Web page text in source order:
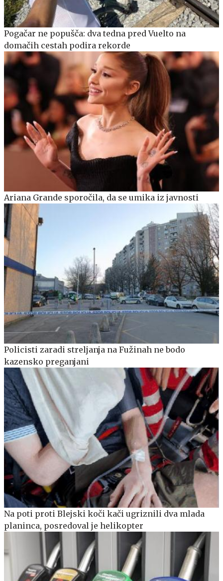
Pogačar ne popušča: dva tedna pred Vuelto na
domačih cestah podira rekorde
Ariana Grande sporočila, da se umika iz javnosti
Policisti zaradi streljanja na Fužinah ne bodo
kazensko preganjani
Na poti proti Blejski koči kači ugriznili dva mlada
planinca, posredoval je helikopter